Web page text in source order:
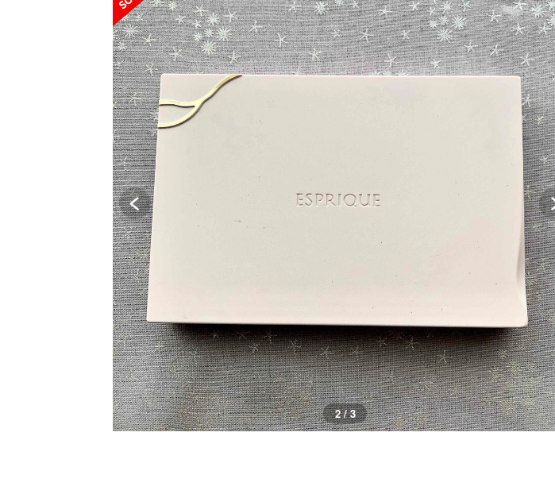
2 / 3